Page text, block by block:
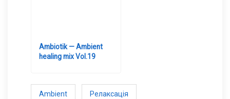
Ambiotik — Ambient
healing mix Vol.19
Ambient Релаксація